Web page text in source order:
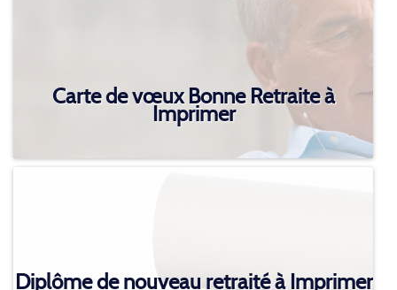
Carte de vœux Bonne Retraite à
Imprimer
Diplôme de nouveau retraité à Imprimer